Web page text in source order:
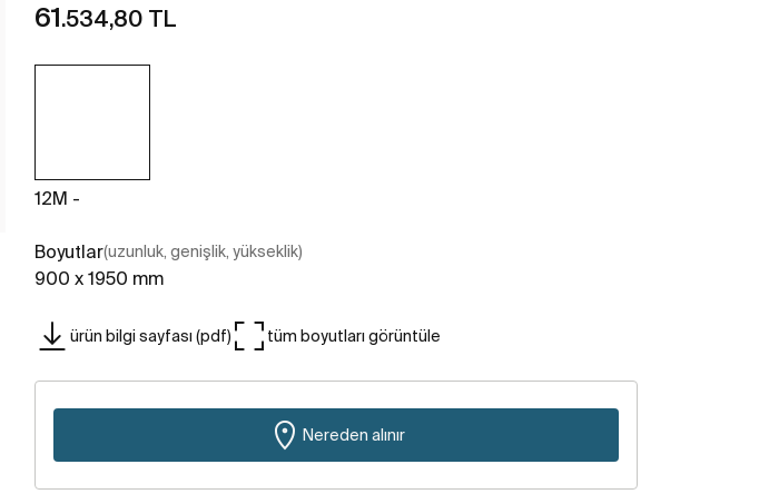
61.534,80 TL
12M -
Boyutlar(uzunluk, genişlik, yükseklik)
900 x 1950 mm
ürün bilgi sayfası (pdf) tüm boyutları görüntüle
Nereden alınır